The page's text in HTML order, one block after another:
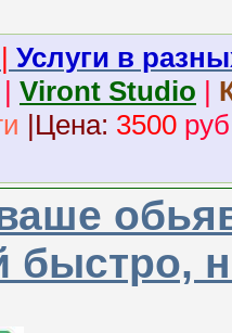
| Услуги в
| Viront Studio |
|Цена: 3500
быстро,